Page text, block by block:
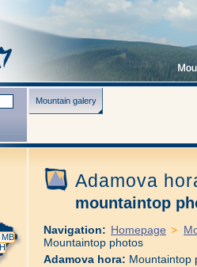
Mountain galery
MB
Adamova
mountaintop
Navigation: Homepage >
Mountaintop photos
Adamova hora: Mountaintop